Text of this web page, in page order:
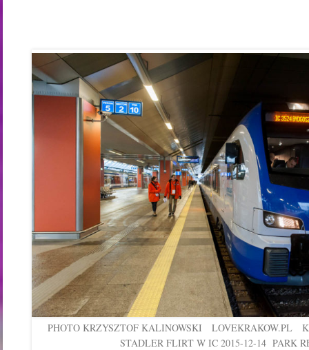
PHOTO KRZYSZTOF KALINOWSKI LOVEKRAKOW.PL
STADLER FLIRT W IC 2015-12-14 PARK